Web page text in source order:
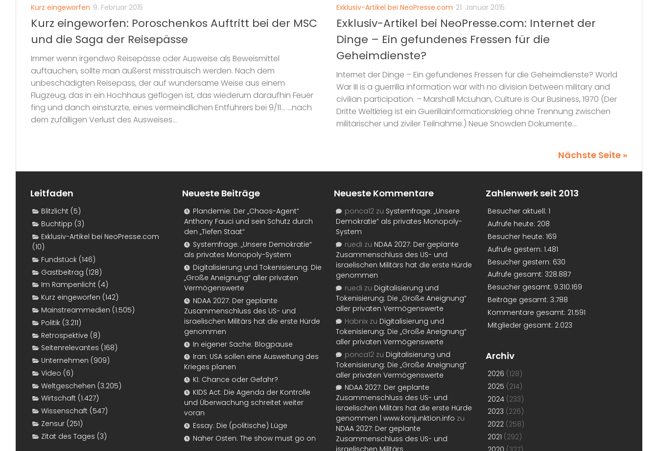
Kurz eingeworfen 9. Februar 2015
Kurz eingeworfen: Poroschenkos Auftritt bei der MSC
und die Saga der Reisepässe
Immer wenn irgendwo Reisepässe oder Ausweise als Beweismittel
auftauchen, sollte man äußerst misstrauisch werden. Nach dem
unbeschädigten Reisepass, der auf wundersame Weise aus einem
Flugzeug, das in ein Hochhaus geflogen ist, das wiederum daraufhin Feuer
fing und danch einstürzte, eines vermeindlichen Entführers bei 9/11… …nach
dem zufälligen Verlust des Ausweises...
Exklusiv-Artikel bei NeoPresse.com 21. Januar 2015
Exklusiv-Artikel bei NeoPresse.com: Internet der
Dinge – Ein gefundenes Fressen für die
Geheimdienste?
Internet der Dinge – Ein gefundenes Fressen für die Geheimdienste? World
War III is a guerrilla information war with no division between military and
civilian participation. – Marshall McLuhan, Culture is Our Business, 1970 (Der
Dritte Weltkrieg ist ein Guerillainformationskrieg ohne Trennung zwischen
militärischer und ziviler Teilnahme.) Neue Snowden Dokumente...
Nächste Seite »
Leitfaden
Blitzlicht (5)
Buchtipp (3)
Exklusiv-Artikel bei NeoPresse.com
(10)
Fundstück (146)
Gastbeitrag (128)
Im Rampenlicht (4)
Kurz eingeworfen (142)
Mainstreammedien (1.505)
Politik (3.211)
Retrospektive (8)
Seitenrelevantes (168)
Unternehmen (909)
Video (6)
Weltgeschehen (3.205)
Wirtschaft (1.427)
Wissenschaft (547)
Zensur (251)
Zitat des Tages (3)
Neueste Beiträge
Plandemie: Der „Chaos-Agent“
Anthony Fauci und sein Schutz durch
den „Tiefen Staat“
Systemfrage: „Unsere Demokratie“
als privates Monopoly-System
Digitalisierung und Tokenisierung: Die
„Große Aneignung“ aller privaten
Vermögenswerte
NDAA 2027: Der geplante
Zusammenschluss des US- und
israelischen Militärs hat die erste Hürde
genommen
In eigener Sache: Blogpause
Iran: USA sollen eine Ausweitung des
Krieges planen
KI: Chance oder Gefahr?
KIDS Act: Die Agenda der Kontrolle
und Überwachung schreitet weiter
voran
Essay: Die (politische) Lüge
Naher Osten: The show must go on
Neueste Kommentare
ponca12 zu Systemfrage: „Unsere
Demokratie“ als privates Monopoly-
System
ruedi zu NDAA 2027: Der geplante
Zusammenschluss des US- und
israelischen Militärs hat die erste Hürde
genommen
ruedi zu Digitalisierung und
Tokenisierung: Die „Große Aneignung“
aller privaten Vermögenswerte
Habnix zu Digitalisierung und
Tokenisierung: Die „Große Aneignung“
aller privaten Vermögenswerte
ponca12 zu Digitalisierung und
Tokenisierung: Die „Große Aneignung“
aller privaten Vermögenswerte
NDAA 2027: Der geplante
Zusammenschluss des US- und
israelischen Militärs hat die erste Hürde
genommen | www.konjunktion.info zu
NDAA 2027: Der geplante
Zusammenschluss des US- und
Zahlenwerk seit 2013
Besucher aktuell: 1
Aufrufe heute: 208
Besucher heute: 169
Aufrufe gestern: 1.481
Besucher gestern: 630
Aufrufe gesamt: 328.887
Besucher gesamt: 9.310.169
Beiträge gesamt: 3.788
Kommentare gesamt: 21.591
Mitglieder gesamt: 2.023
Archiv
2026 (128)
2025 (214)
2024 (233)
2023 (226)
2022 (258)
2021 (292)